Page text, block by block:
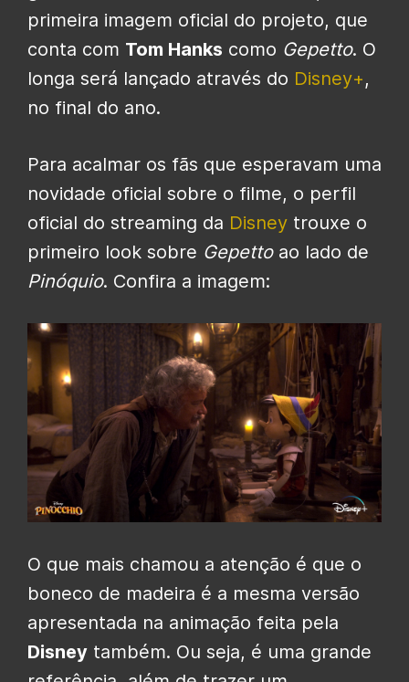
primeira imagem oficial do projeto, que
conta com Tom Hanks como Gepetto. O
longa será lançado através do Disney+,
no final do ano.
Para acalmar os fãs que esperavam uma
novidade oficial sobre o filme, o perfil
oficial do streaming da Disney trouxe o
primeiro look sobre Gepettoao lado de
Pinóquio. Confira a imagem:
O que mais chamou a atenção é que o
boneco de madeira é a mesma versão
apresentada na animação feita pela
Disney também. Ou seja, é uma grande